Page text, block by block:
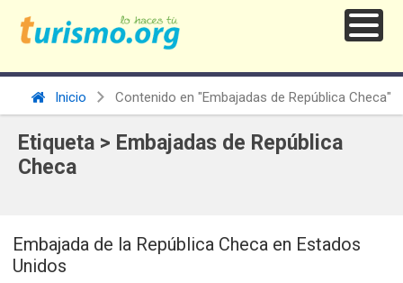
Inicio Contenido en "Embajadas de República Checa"
Etiqueta > Embajadas de República
Checa
Embajada de la República Checa en Estados
Unidos